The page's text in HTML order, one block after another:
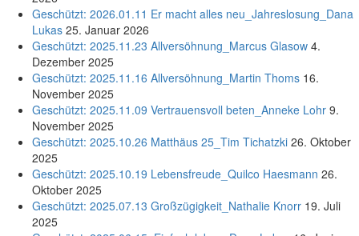
Geschützt: 2026.01.11 Er macht alles neu_Jahreslosung_Dana
Lukas 25. Januar 2026
Geschützt: 2025.11.23 Allversöhnung_Marcus Glasow 4.
Dezember 2025
Geschützt: 2025.11.16 Allversöhnung_Martin Thoms 16.
November 2025
Geschützt: 2025.11.09 Vertrauensvoll beten_Anneke Lohr 9.
November 2025
Geschützt: 2025.10.26 Matthäus 25_Tim Tichatzki 26. Oktober
2025
Geschützt: 2025.10.19 Lebensfreude_Quilco Haesmann 26.
Oktober 2025
Geschützt: 2025.07.13 Großzügigkeit_Nathalie Knorr 19. Juli
2025